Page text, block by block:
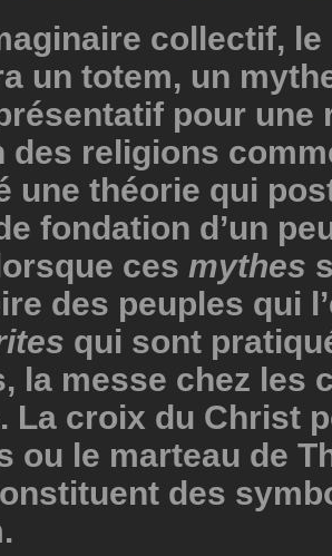
collectif,
un totem, un
pour une
des religions
une théorie qui
fondation d’un
ces mythes
des peuples qui
qui sont
la messe chez les
La croix du Christ
ou le marteau de
des